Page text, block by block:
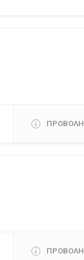
ΠΡΟΒΟΛΗ
ΠΡΟΒΟΛΗ